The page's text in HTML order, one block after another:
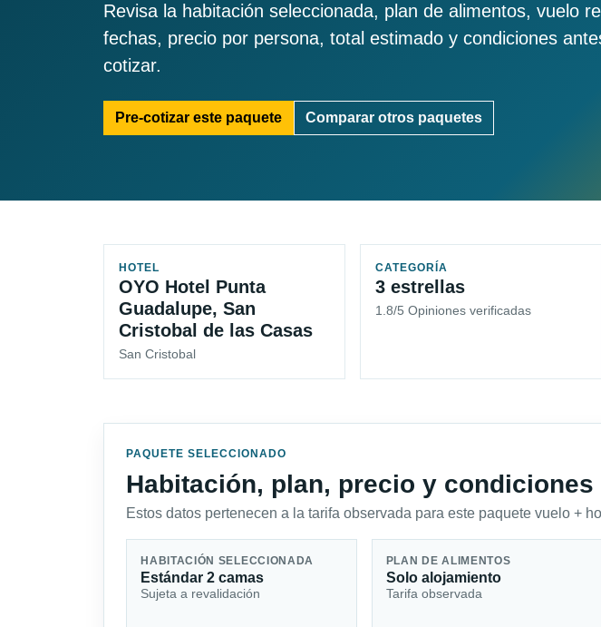
Revisa la habitación seleccionada, plan de alimentos, vuelo
fechas, precio por persona, total estimado y condiciones
cotizar.
Pre-cotizar este paquete Comparar otros paquetes
HOTEL
OYO Hotel Punta
Guadalupe, San
Cristobal de las Casas
San Cristobal
CATEGORÍA
3 estrellas
1.8/5 Opiniones verificadas
PAQUETE SELECCIONADO
Habitación, plan, precio y
Estos datos pertenecen a la tarifa observada para este paquete vuelo +
HABITACIÓN SELECCIONADA
Estándar 2 camas
Sujeta a revalidación
PLAN DE ALIMENTOS
Solo alojamiento
Tarifa observada